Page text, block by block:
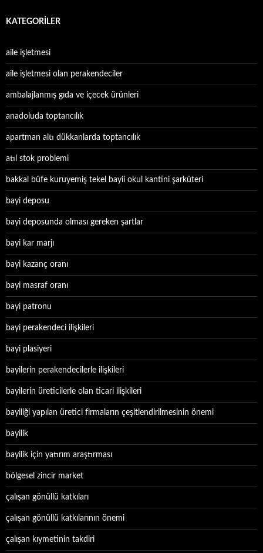
KATEGORILER
aile işletmesi
aile işletmesi olan perakendeciler
ambalajlanmış gıda ve içecek ürünleri
anadoluda toptancılık
apartman altı dükkanlarda toptancılık
atıl stok problemi
bakkal büfe kuruyemiş tekel bayii okul kantini şarküteri
bayi deposu
bayi deposunda olması gereken şartlar
bayi kar marjı
bayi kazanç oranı
bayi masraf oranı
bayi patronu
bayi perakendeci ilişkileri
bayi plasiyeri
bayilerin perakendecilerle ilişkileri
bayilerin üreticilerle olan ticari ilişkileri
bayiliği yapılan üretici firmaların çeşitlendirilmesinin önemi
bayilik
bayilik için yatırım araştırması
bölgesel zincir market
çalışan gönüllü katkıları
çalışan gönüllü katkılarının önemi
çalışan kıymetinin takdiri